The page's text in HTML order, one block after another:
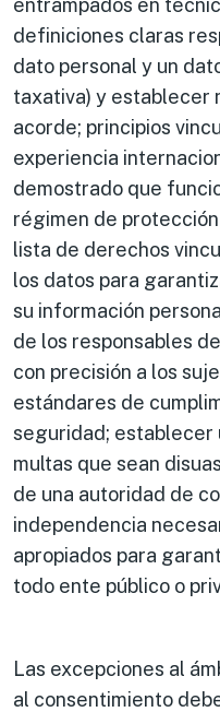
definiciones claras
dato personal y un
taxativa) y establecer
acorde; principios
experiencia
demostrado que
régimen de
lista de derechos
los datos para
su información
de los responsables
con precisión a los
estándares de
seguridad; establecer
multas que sean
de una autoridad de
independencia
apropiados para
todo ente público o
Las excepciones al
al consentimiento